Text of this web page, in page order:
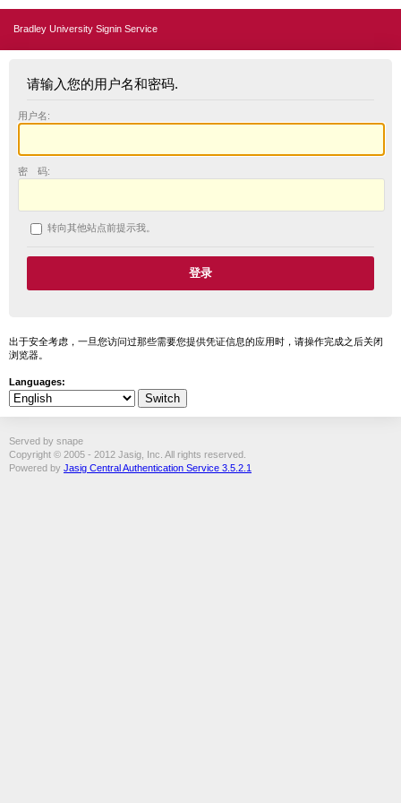
Bradley University Signin Service
请输入您的用户名和密码.
用户名:
密 码:
转向其他站点前提示我。
出于安全考虑，一旦您访问过那些需要您提供凭证信息的应用时，请操作完成之后关闭
浏览器。
Languages:
Served by snape
Copyright © 2005 - 2012 Jasig, Inc. All rights reserved.
Powered by Jasig Central Authentication Service 3.5.2.1